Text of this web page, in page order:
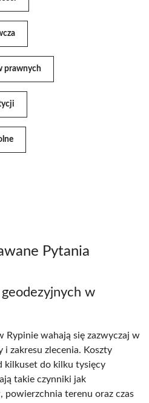
prawnych
Pytania
geodezyjnych w
Rypinie wahają się zazwyczaj w
i zakresu zlecenia. Koszty
kilkuset do kilku tysięcy
takie czynniki jak
terenu oraz czas